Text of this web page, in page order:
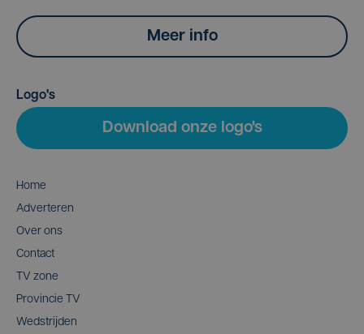
Meer info
Logo's
Download onze logo's
Home
Adverteren
Over ons
Contact
TV zone
Provincie TV
Wedstrijden